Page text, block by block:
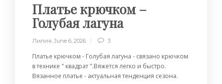
Платье крючком –
Голубая лагуна
Лилия, June 6, 2026 3
Платье крючком - Голубая лагуна - связано крючком
в технике " квадрат ".Вяжется легко и быстро.
Вязанное платье - актуальная тенденция сезона.